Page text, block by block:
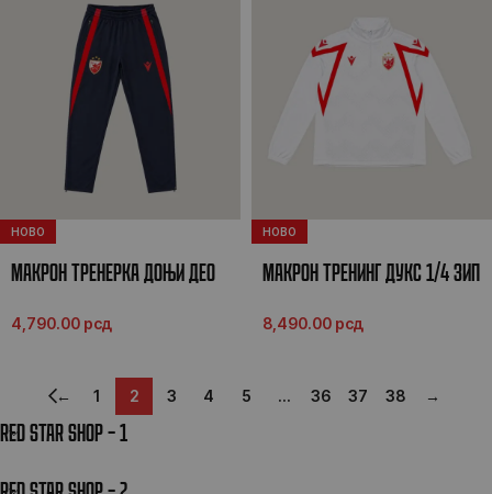
НОВО
МАКРОН ТРЕНЕРКА ДОЊИ ДЕО
4,790.00 рсд
НОВО
МАКРОН ТРЕНИНГ ДУКС 1/4 ЗИП
8,490.00 рсд
← 1 2 3 4 5 … 36 37 38 →
RED STAR SHOP – 1